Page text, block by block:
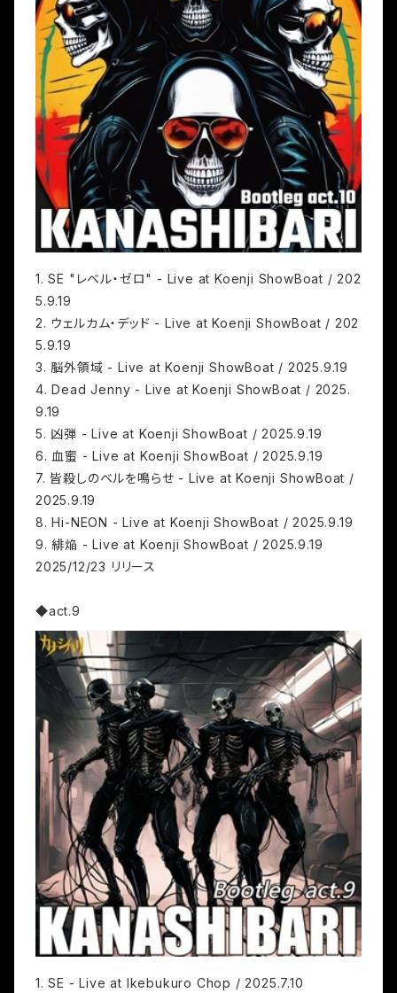
1. SE "レベル・ゼロ" - Live at Koenji ShowBoat / 202
5.9.19
2. ウェルカム・デッド - Live at Koenji ShowBoat / 202
5.9.19
3. 脳外領域 - Live at Koenji ShowBoat / 2025.9.19
4. Dead Jenny - Live at Koenji ShowBoat / 2025.
9.19
5. 凶弾 - Live at Koenji ShowBoat / 2025.9.19
6. 血蜜 - Live at Koenji ShowBoat / 2025.9.19
7. 皆殺しのベルを鳴らせ - Live at Koenji ShowBoat /
2025.9.19
8. Hi-NEON - Live at Koenji ShowBoat / 2025.9.19
9. 緋焔 - Live at Koenji ShowBoat / 2025.9.19
2025/12/23 リリース
◆act.9
1. SE - Live at Ikebukuro Chop / 2025.7.10